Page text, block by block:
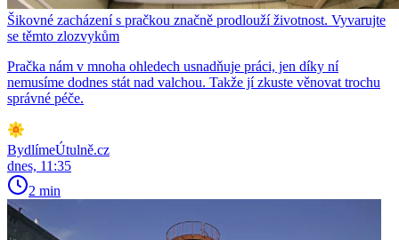
Šikovné zacházení s pračkou značně prodlouží životnost. Vyvarujte
se těmto zlozvykům
Pračka nám v mnoha ohledech usnadňuje práci, jen díky ní
nemusíme dodnes stát nad valchou. Takže jí zkuste věnovat trochu
správné péče.
BydlímeÚtulně.cz
dnes, 11:35
2 min